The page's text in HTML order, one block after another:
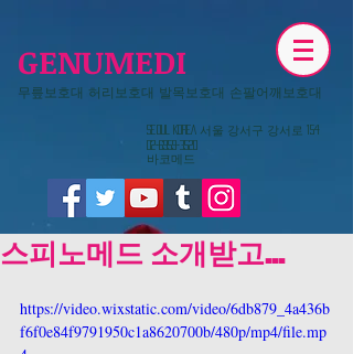
GENUMEDI
무릎보호대 허리보호대 발목보호대 손팔어깨보호대
​Seoul KOREA 서울 강서구 강서로 154
02-6959-3520
​바코메드
스피노메드 소개받고...
https://video.wixstatic.com/video/6db879_4a436b
f6f0e84f9791950c1a8620700b/480p/mp4/file.mp